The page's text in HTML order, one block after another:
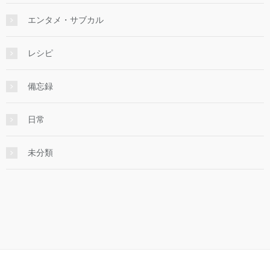
エンタメ・サブカル
レシピ
備忘録
日常
未分類